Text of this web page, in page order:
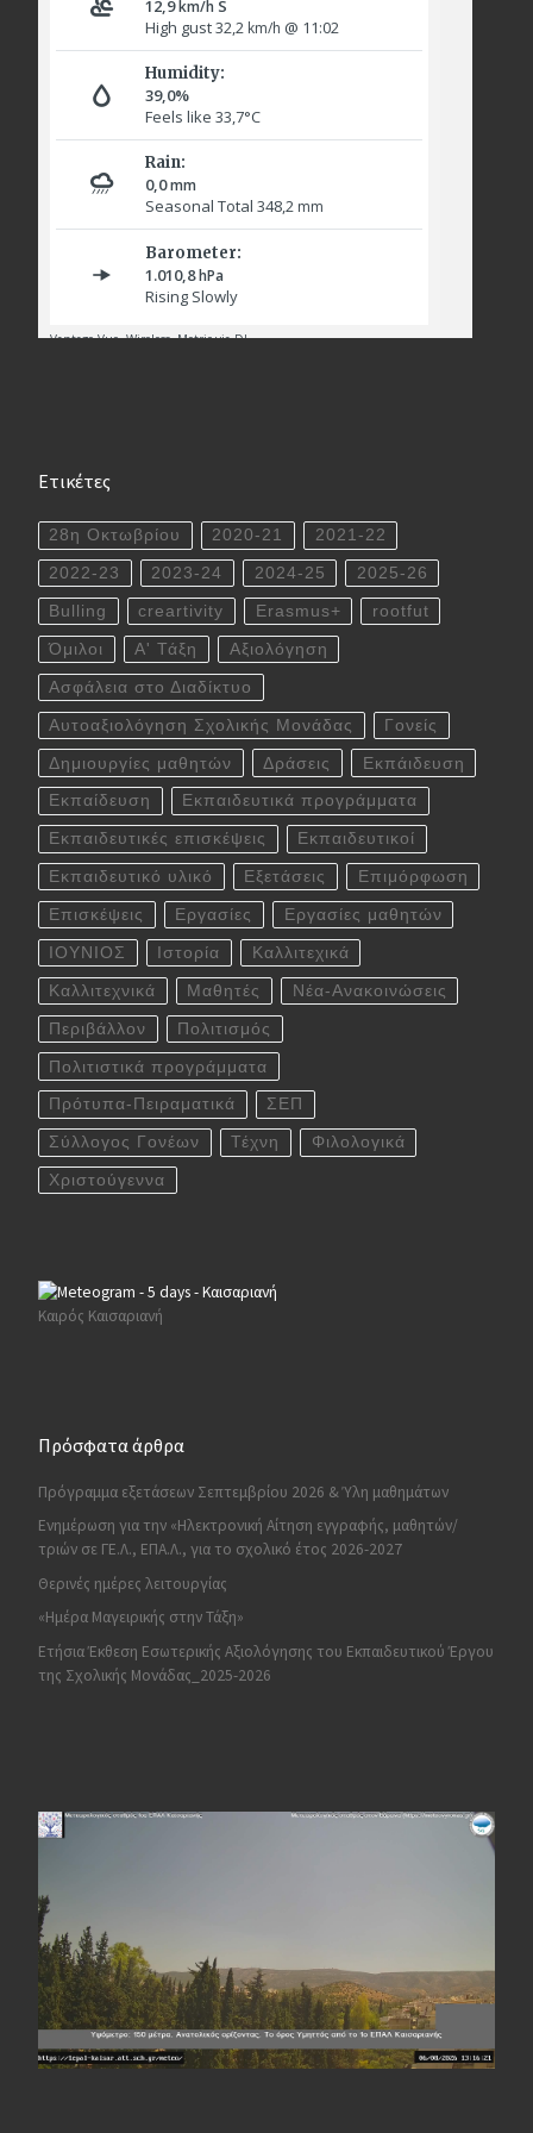
Ετικέτες
28η Οκτωβρίου 2020-21 2021-22
2022-23 2023-24 2024-25 2025-26
Bulling creartivity Erasmus+ rootfut
Όμιλοι Α' Τάξη Αξιολόγηση
Ασφάλεια στο Διαδίκτυο
Αυτοαξιολόγηση Σχολικής Μονάδας Γονείς
Δημιουργίες μαθητών Δράσεις Εκπάιδευση
Εκπαίδευση Εκπαιδευτικά προγράμματα
Εκπαιδευτικές επισκέψεις Εκπαιδευτικοί
Εκπαιδευτικό υλικό Εξετάσεις Επιμόρφωση
Επισκέψεις Εργασίες Εργασίες μαθητών
ΙΟΥΝΙΟΣ Ιστορία Καλλιτεχικά
Καλλιτεχνικά Μαθητές Νέα-Ανακοινώσεις
Περιβάλλον Πολιτισμός
Πολιτιστικά προγράμματα
Πρότυπα-Πειραματικά ΣΕΠ
Σύλλογος Γονέων Τέχνη Φιλολογικά
Χριστούγεννα
Καιρός Καισαριανή
Πρόσφατα άρθρα
Πρόγραμμα εξετάσεων Σεπτεμβρίου 2026 & Ύλη μαθημάτων
Ενημέρωση για την «Ηλεκτρονική Αίτηση εγγραφής, μαθητών/
τριών σε ΓΕ.Λ., ΕΠΑ.Λ., για το σχολικό έτος 2026-2027
Θερινές ημέρες λειτουργίας
«Ημέρα Μαγειρικής στην Τάξη»
Ετήσια Έκθεση Εσωτερικής Αξιολόγησης του Εκπαιδευτικού Έργου
της Σχολικής Μονάδας_2025-2026